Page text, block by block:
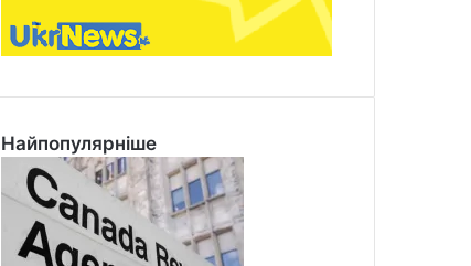
Найпопулярніше